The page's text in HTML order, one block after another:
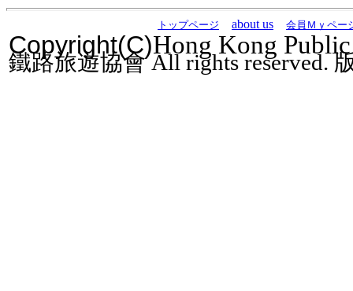
トップページ about us 会員Ｍｙペー
Copyright(C)Hong Kong
鐵路旅遊協會 All rights reserved.